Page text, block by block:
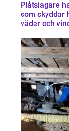
Plåtslagare hantverkaren
som skyddar
väder och